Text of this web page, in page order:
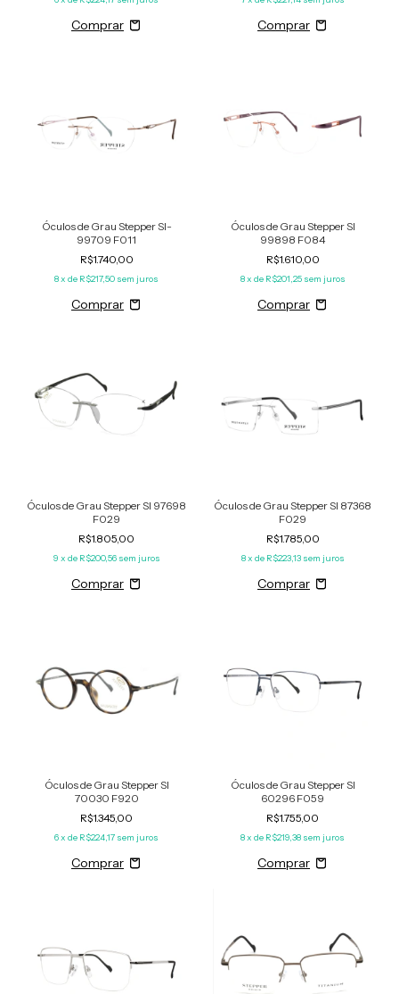
Óculos de Grau Stepper SI-
99709 F011
R$1.740,00
8x de R$217,50 sem juros
Óculos de Grau Stepper SI
99898 F084
R$1.610,00
8x de R$201,25 sem juros
Óculos de Grau Stepper SI 97698
F029
R$1.805,00
9 x de R$200,56 sem juros
Óculos de Grau Stepper SI 87368
F029
R$1.785,00
8x de R$223,13 sem juros
Óculos de Grau Stepper SI
70030 F920
R$1.345,00
6x de R$224,17 sem juros
Óculos de Grau Stepper SI
60296 F059
R$1.755,00
8x de R$219,38 sem juros